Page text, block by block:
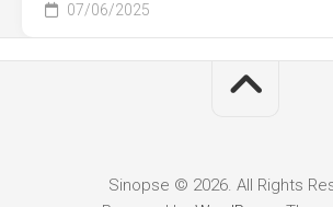
07/06/2025
Sinopse © 2026. All Rights